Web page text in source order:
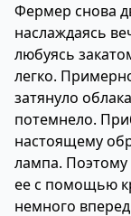
Фермер снова
наслаждаясь
любуясь
легко.
затянуло
потемнело.
настоящему
лампа.
ее с помощью
немного